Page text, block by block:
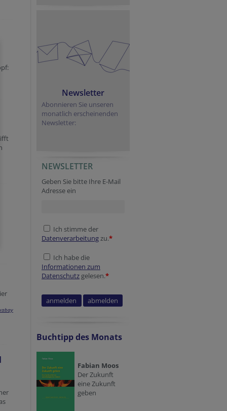
Newsletter
Abonnieren Sie unseren
monatlich erscheinenden
Newsletter:
Company website
Session ID
Fax
Homepage
NEWSLETTER
Geben Sie bitte Ihre E-Mail
Adresse ein
Ich stimme der
Datenverarbeitungzu.*
Ich habe die
Informationen zum
Datenschutz gelesen.*
Buchtipp des Monats
Fabian Moos
Der Zukunft
eine Zukunft
geben